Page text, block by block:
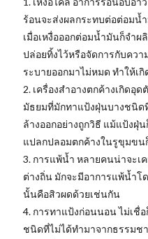
ร้อนจะส่งผลกระทบต่อต่อมน้
เมื่อเหงื่อออกต่อมน้ำมันก็จำ
ปล่อยทิ้งไว้หรือจัดการกับคว
ระบายออกมาไม่หมด ทำให้เ
2. เครื่องสำอางตกค้างเกิดอุ
มัธยมที่มักทาแป้งฝุ่นบางชนิด
ล้างออกอย่างถูกวิธี แม้แป้งฝุ่
แปลกปลอมตกค้างในรูขุมขน
3. การแพ้น้ำ หลายคนน่าจะเ
ต่างถิ่น มักจะมีอาการแพ้น้ำโ
นั้นคือสิวผดด้วยเช่นกัน
4. การทาแป้งก่อนนอน ไม่เชื่
ชนิดที่ไม่ได้ทำมาจากธรรมช